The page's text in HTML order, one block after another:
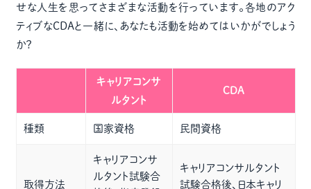
せな人生を思ってさまざまな活動を行っています。各地のアク
ティブなCDAと一緒に、あなたも活動を始めてはいかがでしょう
か？
キャリアコンサ
ルタント
CDA
種類 国家資格 民間資格
取得方法
キャリアコンサ
ルタント試験合
キャリアコンサルタント
試験合格後、日本キャリ